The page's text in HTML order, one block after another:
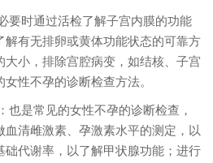
要时通过活检了解子宫内膜的功能
解有无排卵或黄体功能状态的可靠方
小，排除宫腔病变，如结核、子宫
性不孕的诊断检查方法。
也是常见的女性不孕的诊断检查，
清雌激素、孕激素水平的测定，以
础代谢率，以了解甲状腺功能；进行